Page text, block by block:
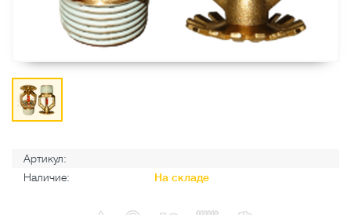
Артикул:
Наличие:
На складе